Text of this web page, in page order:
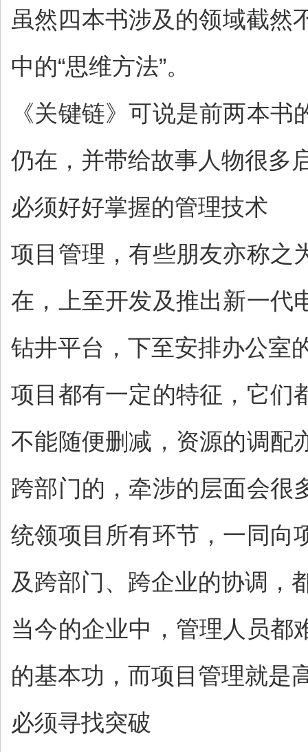
虽然四本书涉及的领域截然
中的“思维方法”。
《关键链》可说是前两本
仍在，并带给故事人物很多
必须好好掌握的管理技术
项目管理，有些朋友亦称之
在，上至开发及推出新一代
钻井平台，下至安排办公
项目都有一定的特征，它们
不能随便删减，资源的调配
跨部门的，牵涉的层面会很
统领项目所有环节，一同向
及跨部门、跨企业的协调，
当今的企业中，管理人员都
的基本功，而项目管理就是
必须寻找突破